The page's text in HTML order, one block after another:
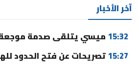
آخر الأخبار
15:32 ميسي يتلقى صدمة
15:27تصريحات عن فتح الحدود للهجرة